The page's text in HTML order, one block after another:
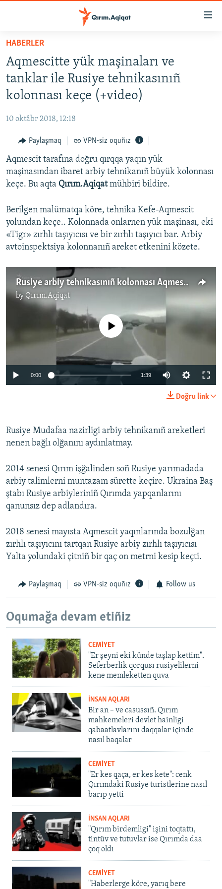
Esas
qaytmaq
Baş
navigatsiyağa
qaytmaq
Qıdıruvğa
SİYASET
İQTİSADİYAT
MEDENİYET
İNSAN AQLARI
VİDEO
SÜRET
FİKİR
Русский
QOŞULIÑIZ!
RFE/RS bütün saytları
HABERLER
Aqmescitte yük maşinaları ve
tanklar ile Rusiye tehnikasınıñ
kolonnası keçe (+video)
10 oktâbr 2018, 12:18
Paylaşmaq VPN-siz oquñız
Aqmescit tarafına doğru qırqqa yaqın yük
maşinasından ibaret arbiy tehnikanıñ büyük kolonnası
keçe. Bu aqta Qırım.Aqiqatmühbiri bildire.
Berilgen malümatqa köre, tehnika Kefe-Aqmescit
yolundan keçe.. Kolonnada onlarnen yük maşinası, eki
«Tigr» zırhlı taşıyıcısı ve bir zırhlı taşıyıcı bar. Arbiy
avtoinspektsiya kolonnanıñ areket etkenini közete.
Rusiye arbiy tehnikasınıñ kolonnası Aqmescit tarafına kete (video)
by Qırım.Aqiqat
No media source currently available
0:00 1:39
Doğru link
Rusiye Mudafaa nazirligi arbiy tehnikanıñ areketleri
nenen bağlı olğanını aydınlatmay.
2014 senesi Qırım işğalinden soñ Rusiye yarımadada
arbiy talimlerni muntazam sürette keçire. Ukraina Baş
ştabı Rusiye arbiyleriniñ Qırımda yapqanlarını
qanunsız dep adlandıra.
2018 senesi mayısta Aqmescit yaqınlarında bozulğan
zırhlı taşıyıcını tartqan Rusiye arbiy zırhlı taşıyıcısı
Yalta yolundaki çitniñ bir qaç on metrni kesip keçti.
Paylaşmaq VPN-siz oquñız Follow us
Oqumağa devam etiñiz
CEMİYET
"Er şeyni eki künde taşlap kettim".
Seferberlik qorqusı rusiyelilerni
kene memleketten quva
İNSAN AQLARI
Bir an – ve casussıñ. Qırım
mahkemeleri devlet hainligi
qabaatlavlarını daqqalar içinde
nasıl baqalar
CEMİYET
"Er kes qaça, er kes kete": cenk
Qırımdaki Rusiye turistlerine nasıl
barıp yetti
İNSAN AQLARI
"Qırım birdemligi" işini toqtattı,
tintüv ve tutuvlar ise Qırımda daa
çoq oldı
CEMİYET
"Haberlerge köre, yarıq bere